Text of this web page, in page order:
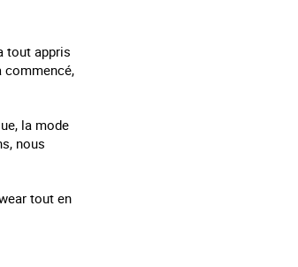
tout appris
commencé,
la mode
nous
tout en